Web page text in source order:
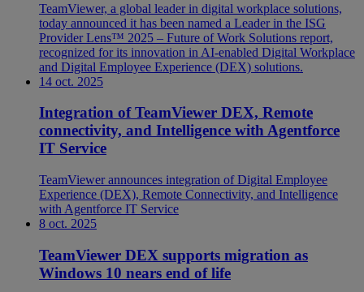
TeamViewer, a global leader in digital workplace solutions,
today announced it has been named a Leader in the ISG
Provider Lens™ 2025 – Future of Work Solutions report,
recognized for its innovation in AI-enabled Digital Workplace
and Digital Employee Experience (DEX) solutions.
14 oct. 2025
Integration of TeamViewer DEX, Remote
connectivity, and Intelligence with Agentforce
IT Service
TeamViewer announces integration of Digital Employee
Experience (DEX), Remote Connectivity, and Intelligence
with Agentforce IT Service
8 oct. 2025
TeamViewer DEX supports migration as
Windows 10 nears end of life